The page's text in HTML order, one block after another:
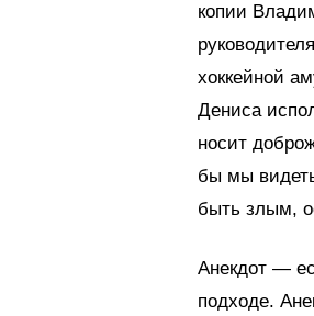
копии
хоккейной
Дениса
носит
бы мы
быть злым,
Анекдот —
подходе.